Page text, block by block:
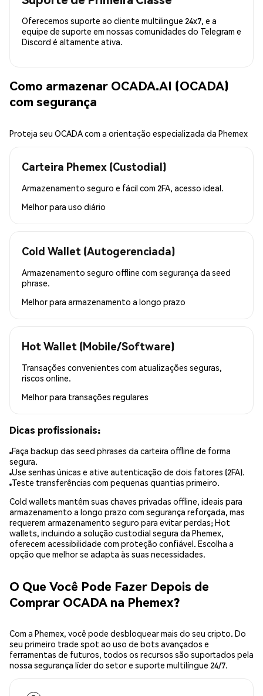
Oferecemos suporte ao cliente multilingue 24x7, e a
equipe de suporte em nossas comunidades do Telegram e
Discord é altamente ativa.
Como armazenar OCADA.AI (OCADA)
com segurança
Proteja seu OCADA com a orientação especializada da Phemex
Carteira Phemex (Custodial)
Armazenamento seguro e fácil com 2FA, acesso ideal.
Melhor para uso diário
Cold Wallet (Autogerenciada)
Armazenamento seguro offline com segurança da seed
phrase.
Melhor para armazenamento a longo prazo
Hot Wallet (Mobile/Software)
Transações convenientes com atualizações seguras,
riscos online.
Melhor para transações regulares
Dicas profissionais:
Faça backup das seed phrases da carteira offline de forma
segura.
Use senhas únicas e ative autenticação de dois fatores (2FA).
Teste transferências com pequenas quantias primeiro.
Cold wallets mantêm suas chaves privadas offline, ideais para
armazenamento a longo prazo com segurança reforçada, mas
requerem armazenamento seguro para evitar perdas; Hot
wallets, incluindo a solução custodial segura da Phemex,
oferecem acessibilidade com proteção confiável. Escolha a
opção que melhor se adapta às suas necessidades.
O Que Você Pode Fazer Depois de
Comprar OCADA na Phemex?
Com a Phemex, você pode desbloquear mais do seu cripto. Do
seu primeiro trade spot ao uso de bots avançados e
ferramentas de futuros, todos os recursos são suportados pela
nossa segurança líder do setor e suporte multilíngue 24/7.